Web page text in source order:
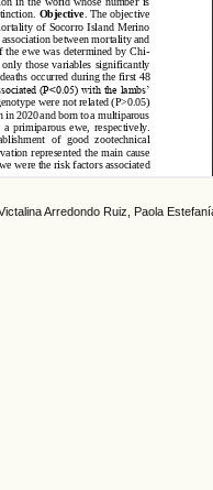
Arredondo Ruiz, Paola